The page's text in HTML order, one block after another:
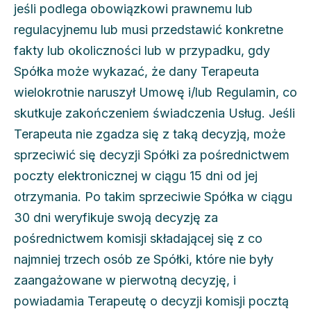
jeśli podlega obowiązkowi prawnemu lub
regulacyjnemu lub musi przedstawić konkretne
fakty lub okoliczności lub w przypadku, gdy
Spółka może wykazać, że dany Terapeuta
wielokrotnie naruszył Umowę i/lub Regulamin, co
skutkuje zakończeniem świadczenia Usług. Jeśli
Terapeuta nie zgadza się z taką decyzją, może
sprzeciwić się decyzji Spółki za pośrednictwem
poczty elektronicznej w ciągu 15 dni od jej
otrzymania. Po takim sprzeciwie Spółka w ciągu
30 dni weryfikuje swoją decyzję za
pośrednictwem komisji składającej się z co
najmniej trzech osób ze Spółki, które nie były
zaangażowane w pierwotną decyzję, i
powiadamia Terapeutę o decyzji komisji pocztą